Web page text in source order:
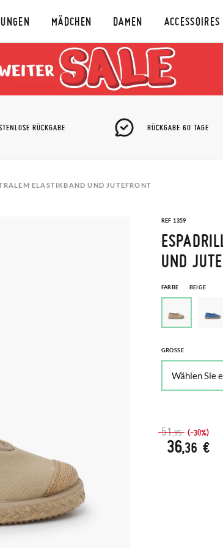
MÄDCHEN DAMEN ACCESSOIRES
RÜCKGABE RÜCKGABE 60 TAGE
ELASTIKBAND UND JUTEFRONT
REF 1359
UND
FARBE BEIGE
GRÖSSE
51,95 (-30%)
36,36 €